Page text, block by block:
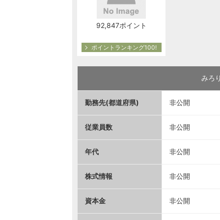
92,847ポイント
ポイントランキング100!
みろ
勤務先(都道府県) 非公開
従業員数 非公開
年代 非公開
株式情報 非公開
資本金 非公開